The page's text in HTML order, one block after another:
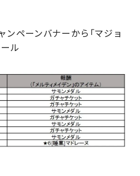
ンペーンバナーから「マジョ
ル